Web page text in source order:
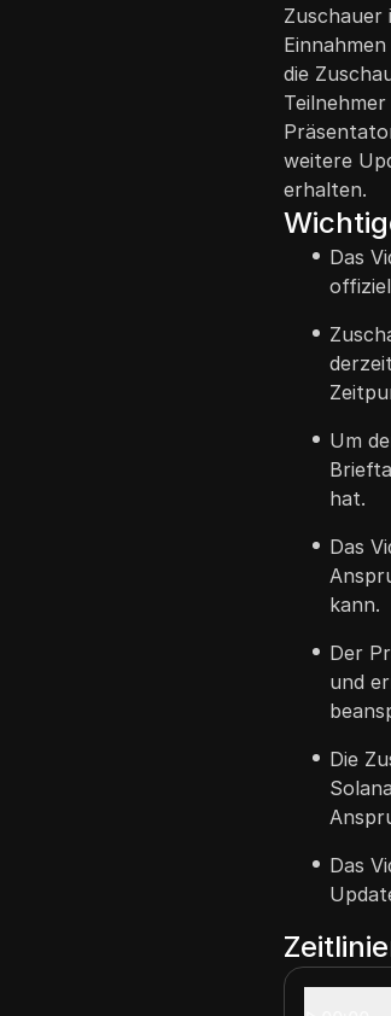
Zuschauer
die
weitere
erhalten.
Das
Um
hat.
Das
kann.
Der
und
Die
Das